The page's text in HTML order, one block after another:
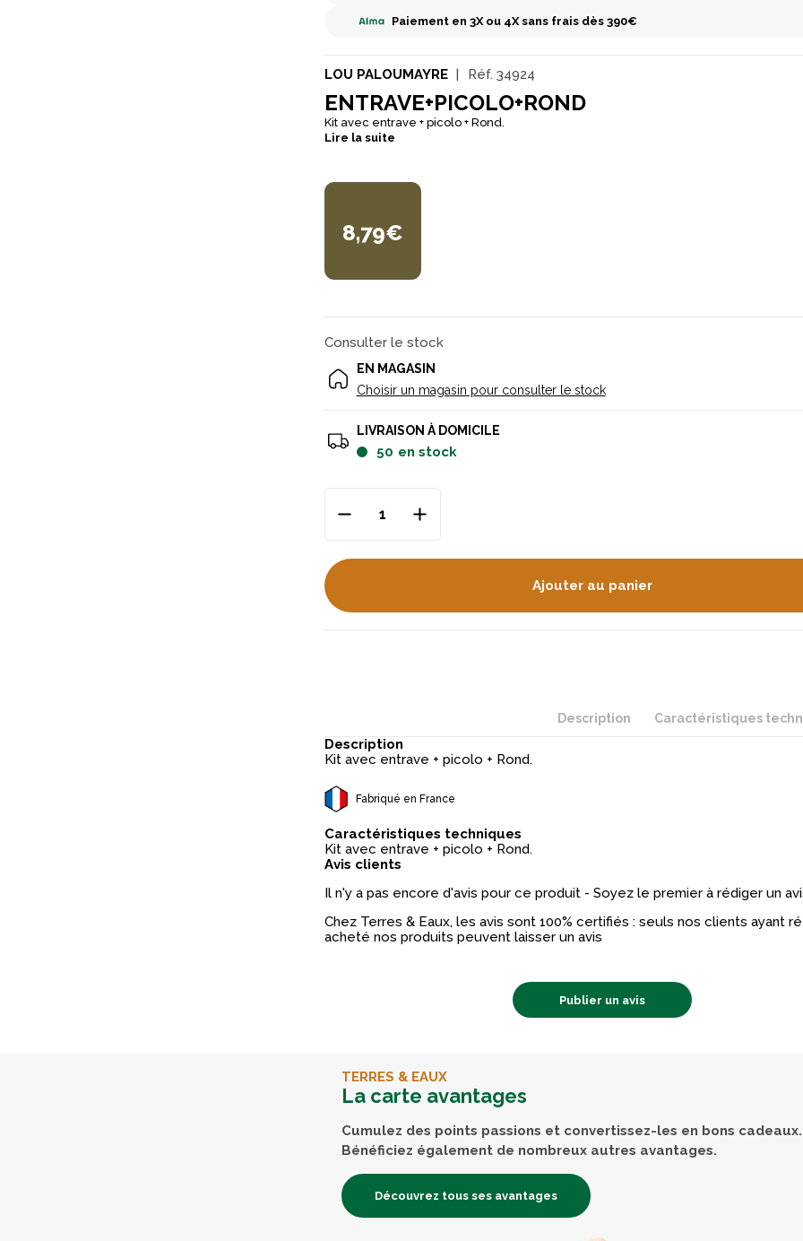
Paiement en 3X ou 4X sans frais dès 390€
LOU PALOUMAYRE Réf. 34924
ENTRAVE+PICOLO+ROND
Kit avec entrave + picolo + Rond.
Lire la suite
8,79€
Consulter le stock
EN MAGASIN
Choisir un magasin pour consulter le stock
LIVRAISON À DOMICILE
50 en stock
Ajouter au panier
Description Caractéristiques
Description
Kit avec entrave + picolo + Rond.
Fabriqué en France
Caractéristiques techniques
Kit avec entrave + picolo + Rond.
Avis clients
Il n'y a pas encore d'avis pour ce produit - Soyez le premier à rédiger un
Chez Terres & Eaux, les avis sont 100% certifiés : seuls nos clients ayant
acheté nos produits peuvent laisser un avis
Publier un avis
TERRES & EAUX
La carte avantages
Cumulez des points passions et convertissez-les en bons cadeaux.
Bénéficiez également de nombreux autres avantages.
Découvrez tous ses avantages